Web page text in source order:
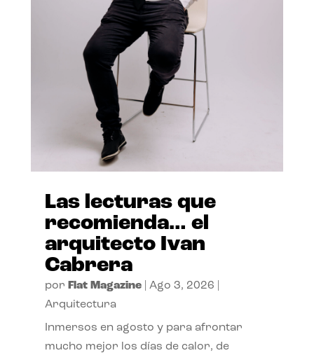
Las lecturas que
recomienda… el
arquitecto Ivan
Cabrera
por Flat Magazine| Ago 3, 2026
Arquitectura
Inmersos en agosto y para afrontar
mucho mejor los días de calor, de